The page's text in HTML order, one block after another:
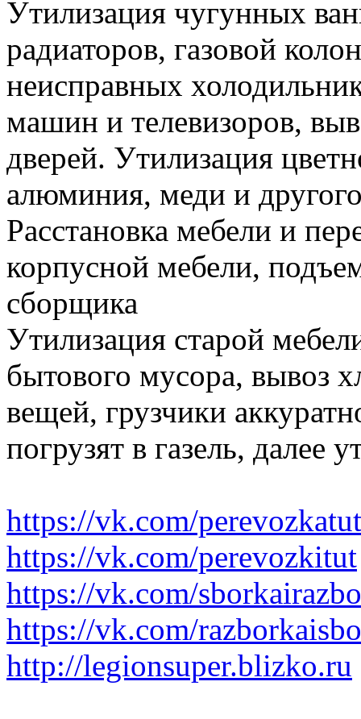
Утилизация чугунных
радиаторов, газовой
неисправных
машин и телевизоров,
дверей. Утилизация
алюминия, меди и
Расстановка мебели и
корпусной мебели,
сборщика
Утилизация старой
бытового мусора, вывоз
вещей, грузчики
погрузят в газель, далее
https://vk.com/perevozkatut
https://vk.com/perevozkitut
https://vk.com/
https://vk.com/
http://legionsuper.blizko.ru